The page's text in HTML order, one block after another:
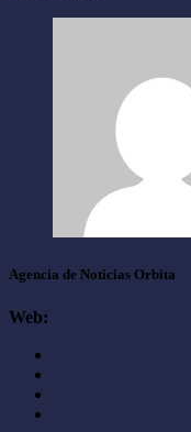
Agencia de Noticias Orbita
Web: